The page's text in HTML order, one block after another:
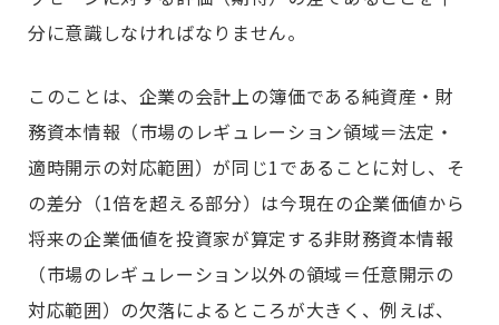
分に意識しなければなりません。
このことは、企業の会計上の簿価である純資産・財
務資本情報（市場のレギュレーション領域＝法定・
適時開示の対応範囲）が同じ1であることに対し、そ
の差分（1倍を超える部分）は今現在の企業価値から
将来の企業価値を投資家が算定する非財務資本情報
（市場のレギュレーション以外の領域＝任意開示の
対応範囲）の欠落によるところが大きく、例えば、